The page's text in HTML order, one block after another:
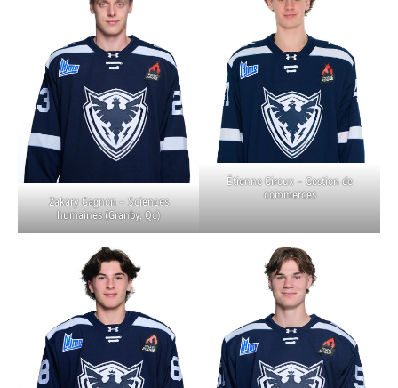
Zakary Gagnon – Sciences
humaines (Granby, Qc)
Étienne Giroux – Gestion de
commerces